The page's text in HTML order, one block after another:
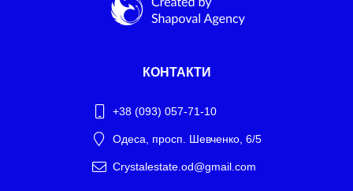
КОНТАКТИ
+38 (093) 057-71-10
Одеса, просп. Шевченко, 6/5
Crystalestate.od@gmail.com